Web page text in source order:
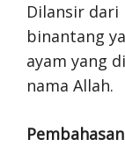
Dilansir dari
binantang
ayam yang
nama Allah.